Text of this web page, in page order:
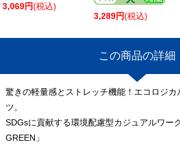
3,069円(税込)
3,289円(税込)
この商品の詳細
驚きの軽量感とストレッチ機能！エコロジカ
ツ。
SDGsに貢献する環境配慮型カジュアルワー
GREEN」